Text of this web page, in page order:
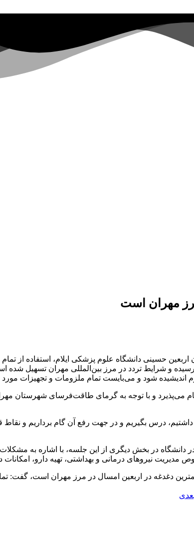
مهران است
حسینی دانشگاه علوم پزشکی ایلام، استفاده از
رسیده و شرایط تردد در مرز بین‌المللی مهران تسهیل
اندیشیده شود و می‌بایست تمام ملزومات و تجهیزات
و با توجه به گرمای طاقت‌فرسای شهرستان مهران،
درس بگیریم و در جهت رفع آن گام برداریم و
در بخش دیگری از این جلسه، با اشاره به
نیروهای درمانی و بهداشتی، تهیه دارو،
دغدغه در اربعین امسال در مرز مهران است،